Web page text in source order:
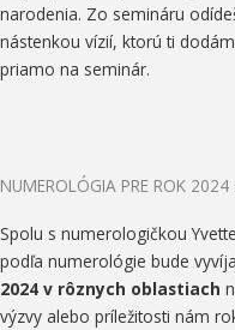
narodenia. Zo semináru
nástenkou vízií, ktorú ti
priamo na seminár.
NUMEROLÓGIA PRE ROK
Spolu s numerologičkou
podľa numerológie bude
2024 v rôznych oblastiach
výzvy alebo príležitosti nám